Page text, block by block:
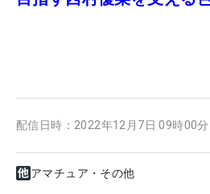
配信日時： 2022年12月7日 09時00分
アマチュア・その他